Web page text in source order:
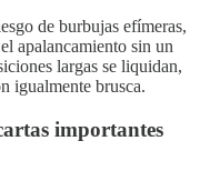
de burbujas efímeras,
apalancamiento sin un
largas se liquidan,
igualmente brusca.
importantes